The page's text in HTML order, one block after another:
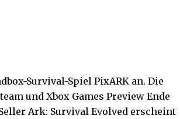
Survival-Spiel PixARK an. Die
und Xbox Games Preview Ende
Ark: Survival Evolved erscheint